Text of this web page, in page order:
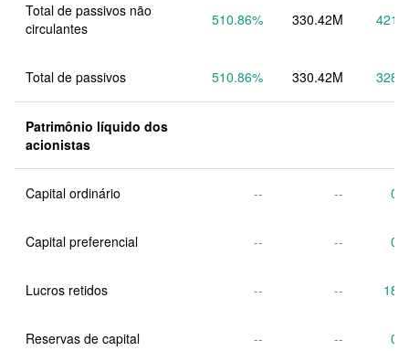
Total de passivos não
circulantes
510.86% 330.42M
Total de passivos 510.86% 330.42M
Patrimônio líquido dos
acionistas
Capital ordinário -- --
Capital preferencial -- --
Lucros retidos -- --
Reservas de capital -- --